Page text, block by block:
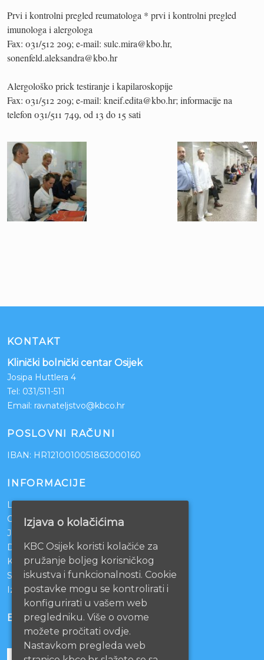
Prvi i kontrolni pregled reumatologa * prvi i kontrolni pregled
imunologa i alergologa
Fax: 031/512 209; e-mail: sulc.mira@kbo.hr,
sonenfeld.aleksandra@kbo.hr
Alergološko prick testiranje i kapilaroskopije
Fax: 031/512 209; e-mail: kneif.edita@kbo.hr; informacije na
telefon 031/511 749, od 13 do 15 sati
KONTAKT
Klinički bolnički centar Osijek
Josipa Huttlera 4
Tel: 031/511-511
Email: ravnateljstvo@kbco.hr
POSLOVNI RAČUNI
IBAN: HR1210010051863000160
INFORMACIJE
Lista čekanja
Centralno naručivanje pacijenata
Javna nabava
Darivanje krvi
KBCO Webmail
Sestrinstvo KBC Osijek
Izjava o pristupačnosti mrežnih stranica
BOLNICE PARTNERI
Izjava o kolačićima
KBC Osijek koristi kolačiće za
pružanje boljeg korisničkog
iskustva i funkcionalnosti. Cookie
postavke mogu se kontrolirati i
konfigurirati u vašem web
pregledniku. Više o ovome
možete pročitati ovdje.
Nastavkom pregleda web